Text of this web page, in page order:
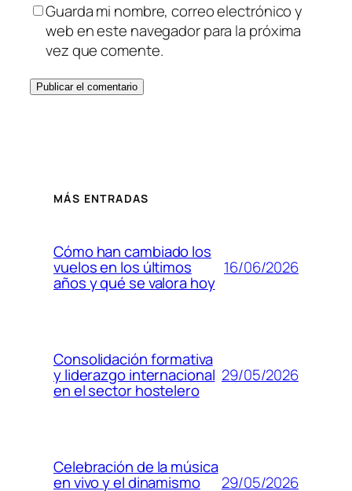
Guarda mi nombre, correo electrónico y
web en este navegador para la próxima
vez que comente.
MÁS ENTRADAS
Cómo han cambiado los
vuelos en los últimos
años y qué se valora hoy
16/06/2026
Consolidación formativa
y liderazgo internacional
en el sector hostelero
29/05/2026
Celebración de la música
en vivo y el dinamismo 29/05/2026